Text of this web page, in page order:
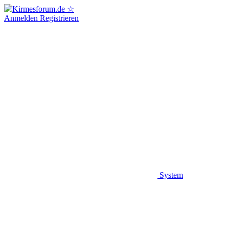
Anmelden Registrieren
System